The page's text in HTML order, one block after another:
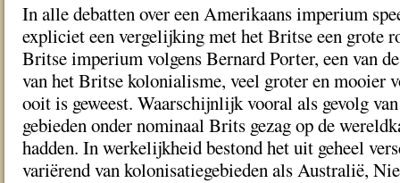
In alle debatten over een Amerikaans imperium
expliciet een vergelijking met het Britse een grote
Britse imperium volgens Bernard Porter, een van
van het Britse kolonialisme, veel groter en mooier
ooit is geweest. Waarschijnlijk vooral als gevolg
gebieden onder nominaal Brits gezag op de
hadden. In werkelijkheid bestond het uit geheel
variërend van kolonisatiegebieden als Australië,